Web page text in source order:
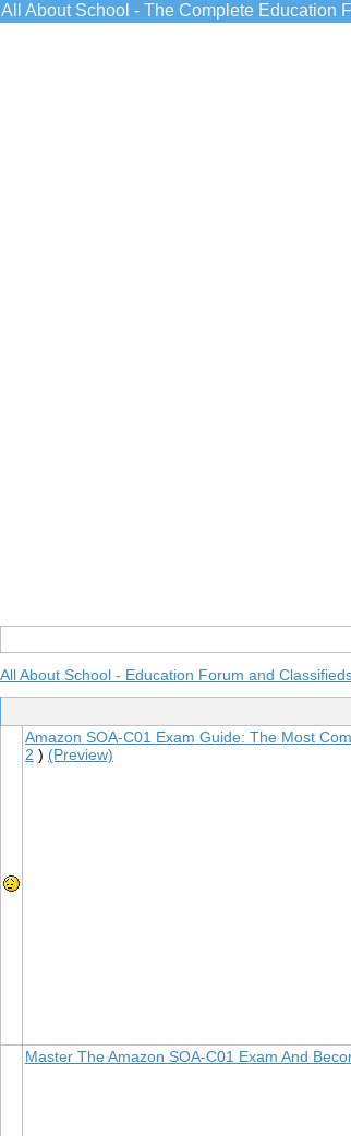
All About School - The Complete Education
All About School - Education Forum and
Amazon SOA-C01 Exam Guide: The Most
2 ) (Preview)
Master The Amazon SOA-C01 Exam And